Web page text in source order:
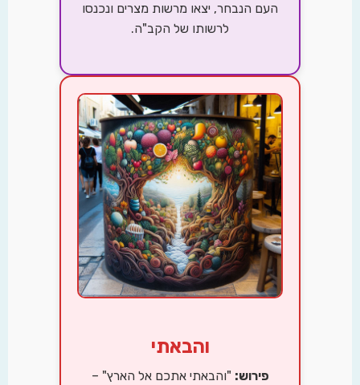
העם הנבחר, יצאו מרשות מצרים ונכנסו
לרשותו של הקב"ה.
והבאתי
פירוש:"והבאתי אתכם אל הארץ" –